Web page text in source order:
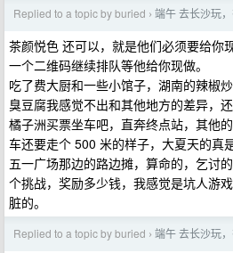
Replied to a topic by buried › 端午 去长沙玩
茶颜悦色 还可以，就是他们必须要给你
一个二维码继续排队等他给你现做。
吃了费大厨和一些小馆子，湖南的辣椒
臭豆腐我感觉不出和其他地方的差异，
橘子洲买票坐车吧，直奔终点站，其他
车还要走个 500 米的样子，大夏天的真
五一广场那边的路边摊，算命的，乞讨
个挑战，奖励多少钱，我感觉是坑人游
脏的。
Replied to a topic by buried › 端午 去长沙玩